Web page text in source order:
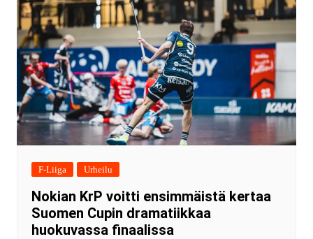
F-Liiga Urheilu
Nokian KrP voitti ensimmäistä kertaa
Suomen Cupin dramatiikkaa
huokuvassa finaalissa